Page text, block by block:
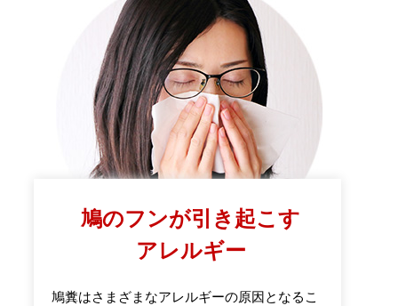
鳩のフンが引き起こす
アレルギー
鳩糞はさまざまなアレルギーの原因となるこ